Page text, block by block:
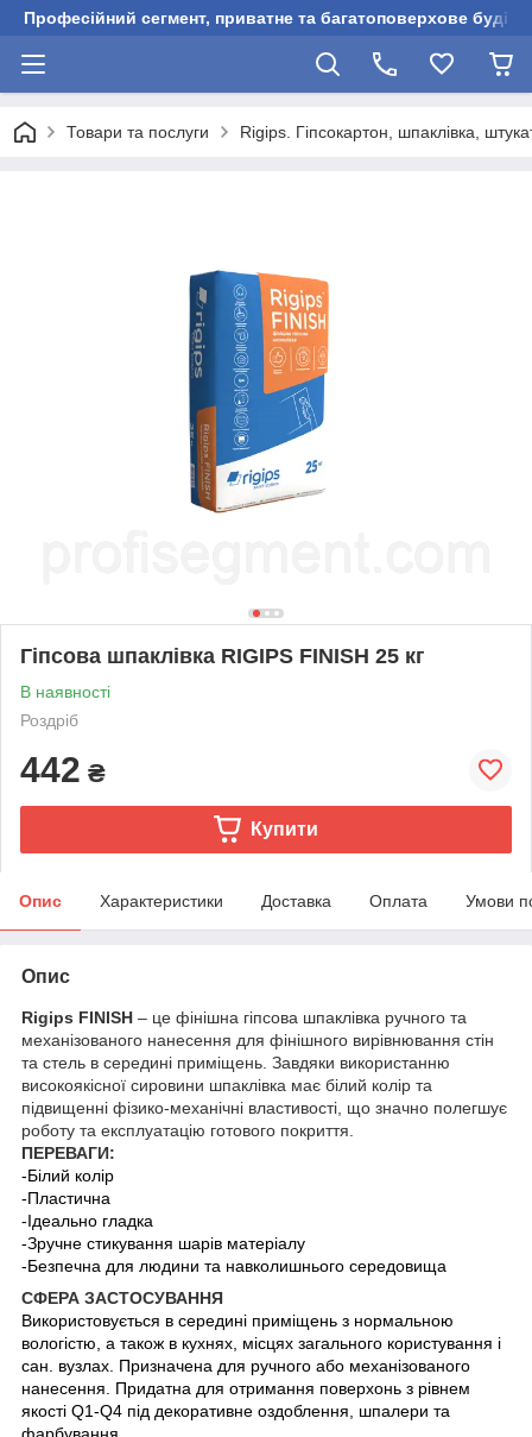
Професійний сегмент, приватне та багатоповерхове
Товари та послуги Rigips. Гіпсокартон, шпаклівка,
Гіпсова шпаклівка RIGIPS FINISH 25 кг
В наявності
Роздріб
442 ₴
Купити
Опис Характеристики Доставка Оплата Умови
Опис
Rigips FINISH – це фінішна гіпсова шпаклівка ручного та
механізованого нанесення для фінішного вирівнювання стін
та стель в середині приміщень. Завдяки використанню
високоякісної сировини шпаклівка має білий колір та
підвищенні фізико-механічні властивості, що значно полегшує
роботу та експлуатацію готового покриття.
ПЕРЕВАГИ:
-Білий колір
-Пластична
-Ідеально гладка
-Зручне стикування шарів матеріалу
-Безпечна для людини та навколишнього середовища
СФЕРА ЗАСТОСУВАННЯ
Використовується в середині приміщень з нормальною
вологістю, а також в кухнях, місцях загального користування і
сан. вузлах. Призначена для ручного або механізованого
нанесення. Придатна для отримання поверхонь з рівнем
якості Q1-Q4 під декоративне оздоблення, шпалери та
фарбування.